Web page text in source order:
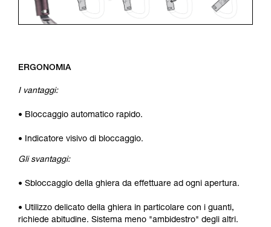
ERGONOMIA
I vantaggi:
• Bloccaggio automatico rapido.
• Indicatore visivo di bloccaggio.
Gli svantaggi:
• Sbloccaggio della ghiera da effettuare ad ogni apertura.
• Utilizzo delicato della ghiera in particolare con i guanti,
richiede abitudine. Sistema meno "ambidestro" degli altri.